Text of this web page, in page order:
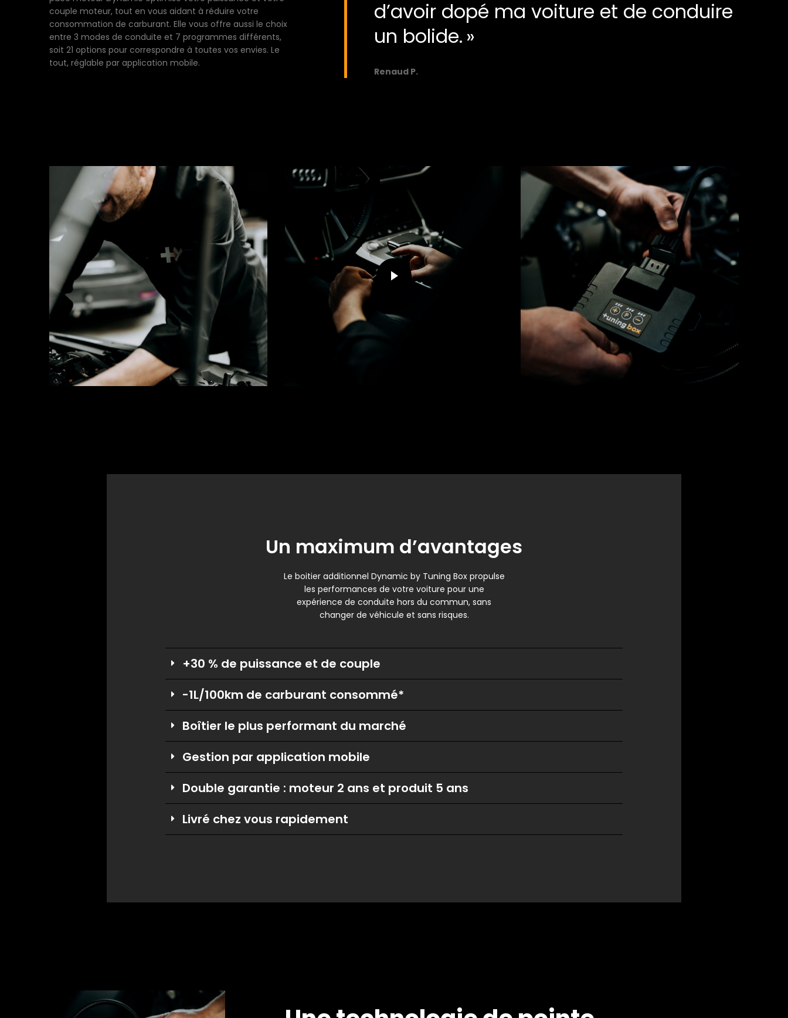
couple moteur, tout en vous aidant à réduire votre
consommation de carburant. Elle vous offre aussi le choix
entre 3 modes de conduite et 7 programmes différents,
soit 21 options pour correspondre à toutes vos envies. Le
tout, réglable par application mobile.
d’avoir dopé ma voiture et de conduire
un bolide. »
Renaud P.
Un maximum d’avantages
Le boitier additionnel Dynamic by Tuning Box propulse
les performances de votre voiture pour une
expérience de conduite hors du commun, sans
changer de véhicule et sans risques.
+30 % de puissance et de couple
-1L/100km de carburant consommé*
Boîtier le plus performant du marché
Gestion par application mobile
Double garantie : moteur 2 ans et produit 5 ans
Livré chez vous rapidement